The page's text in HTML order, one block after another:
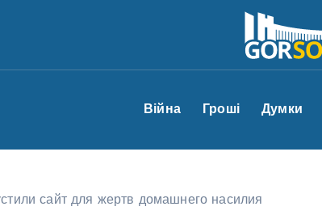
Війна Гроші Думки
сайт для жертв домашнего насилия